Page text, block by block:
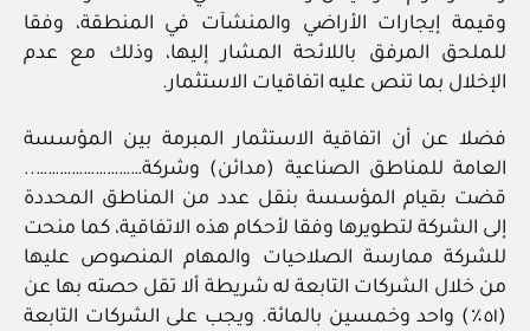
وقيمة إيجارات الأراضي والمنشآت في المنطقة، وفقا
للملحق المرفق باللائحة المشار إليها، وذلك مع عدم
الإخلال بما تنص عليه اتفاقيات الاستثمار.
فضلا عن أن اتفاقية الاستثمار المبرمة بين المؤسسة
العامة للمناطق الصناعية (مدائن) وشركة………………………..
قضت بقيام المؤسسة بنقل عدد من المناطق المحددة
إلى الشركة لتطويرها وفقا لأحكام هذه الاتفاقية، كما منحت
للشركة ممارسة الصلاحيات والمهام المنصوص عليها
من خلال الشركات التابعة له شريطة ألا تقل حصته بها عن
(٥١٪) واحد وخمسين بالمائة. ويجب على الشركات التابعة